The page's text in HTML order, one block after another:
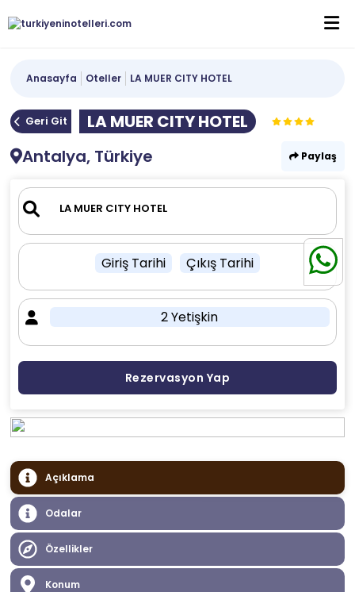
Anasayfa Oteller LA MUER CITY HOTEL
Geri Git
LA MUER CITY HOTEL
Antalya, Türkiye
Paylaş
Giriş Tarihi Çıkış Tarihi
2 Yetişkin
Rezervasyon Yap
Açıklama
Odalar
Özellikler
Konum